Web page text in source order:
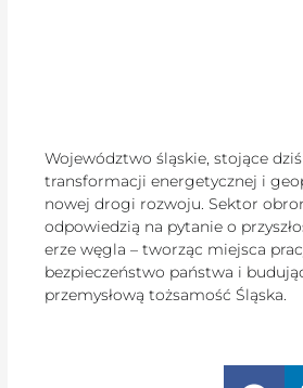
Województwo śląskie, stojące
transformacji energetycznej i
nowej drogi rozwoju. Sektor
odpowiedzią na pytanie o
erze węgla – tworząc miejsca
bezpieczeństwo państwa i
przemysłową tożsamość Śląska.